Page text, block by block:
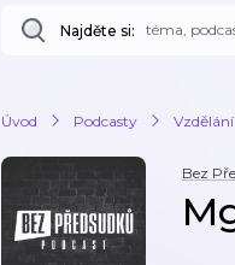
Najděte si:
Úvod Podcasty Vzdělání
Bez